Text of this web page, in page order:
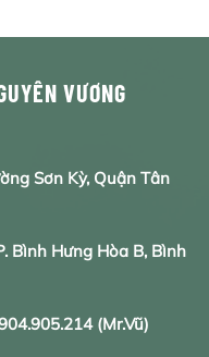
VƯƠNG
Sơn Kỳ, Quận Tân
Bình Hưng Hòa B, Bình
(Mr.Vũ)